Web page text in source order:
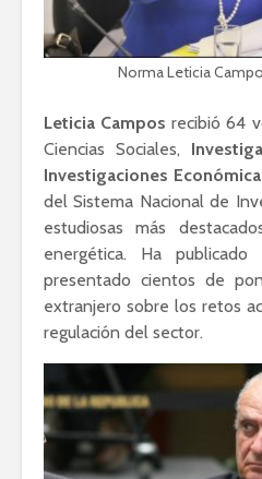
Norma Leticia
Leticia Campos recibió 64
Ciencias Sociales,
Investigaciones
del Sistema Nacional de
estudiosas más
energética. Ha
presentado cientos de
extranjero sobre los retos
regulación del sector.